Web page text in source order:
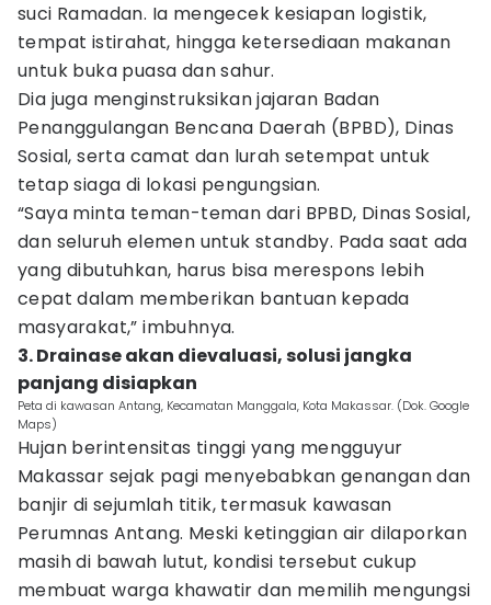
suci Ramadan. Ia mengecek kesiapan logistik,
tempat istirahat, hingga ketersediaan makanan
untuk buka puasa dan sahur.
Dia juga menginstruksikan jajaran Badan
Penanggulangan Bencana Daerah (BPBD), Dinas
Sosial, serta camat dan lurah setempat untuk
tetap siaga di lokasi pengungsian.
“Saya minta teman-teman dari BPBD, Dinas Sosial,
dan seluruh elemen untuk standby. Pada saat ada
yang dibutuhkan, harus bisa merespons lebih
cepat dalam memberikan bantuan kepada
masyarakat,” imbuhnya.
3. Drainase akan dievaluasi, solusi jangka
panjang disiapkan
Peta di kawasan Antang, Kecamatan Manggala, Kota Makassar. (Dok. Google
Maps)
Hujan berintensitas tinggi yang mengguyur
Makassar sejak pagi menyebabkan genangan dan
banjir di sejumlah titik, termasuk kawasan
Perumnas Antang. Meski ketinggian air dilaporkan
masih di bawah lutut, kondisi tersebut cukup
membuat warga khawatir dan memilih mengungsi